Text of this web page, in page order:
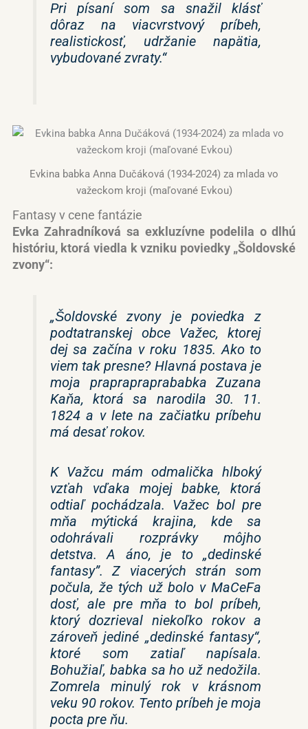
Pri písaní som sa snažil klásť
dôraz na viacvrstvový príbeh,
realistickosť, udržanie napätia,
vybudované zvraty.“
Evkina babka Anna Dučáková (1934-2024) za mlada vo
važeckom kroji (maľované Evkou)
Fantasy v cene fantázie
Evka Zahradníková sa exkluzívne podelila o dlhú
históriu, ktorá viedla k vzniku poviedky „Šoldovské
zvony“:
„Šoldovské zvony je poviedka z
podtatranskej obce Važec, ktorej
dej sa začína v roku 1835. Ako to
viem tak presne? Hlavná postava je
moja praprapraprababka Zuzana
Kaňa, ktorá sa narodila 30. 11.
1824 a v lete na začiatku príbehu
má desať rokov.
K Važcu mám odmalička hlboký
vzťah vďaka mojej babke, ktorá
odtiaľ pochádzala. Važec bol pre
mňa mýtická krajina, kde sa
odohrávali rozprávky môjho
detstva. A áno, je to „dedinské
fantasy”. Z viacerých strán som
počula, že tých už bolo v MaCeFa
dosť, ale pre mňa to bol príbeh,
ktorý dozrieval niekoľko rokov a
zároveň jediné „dedinské fantasy“,
ktoré som zatiaľ napísala.
Bohužiaľ, babka sa ho už nedožila.
Zomrela minulý rok v krásnom
veku 90 rokov. Tento príbeh je moja
pocta pre ňu.